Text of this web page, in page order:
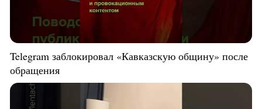
Telegram заблокировал «Кавказскую общину» после
обращения